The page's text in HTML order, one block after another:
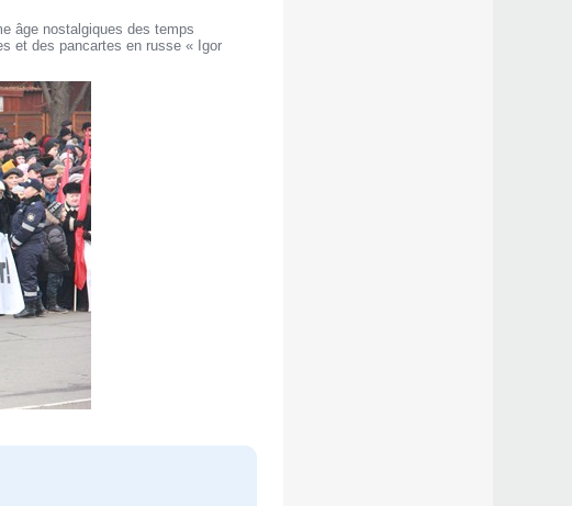
âge nostalgiques des temps
et des pancartes en russe « Igor